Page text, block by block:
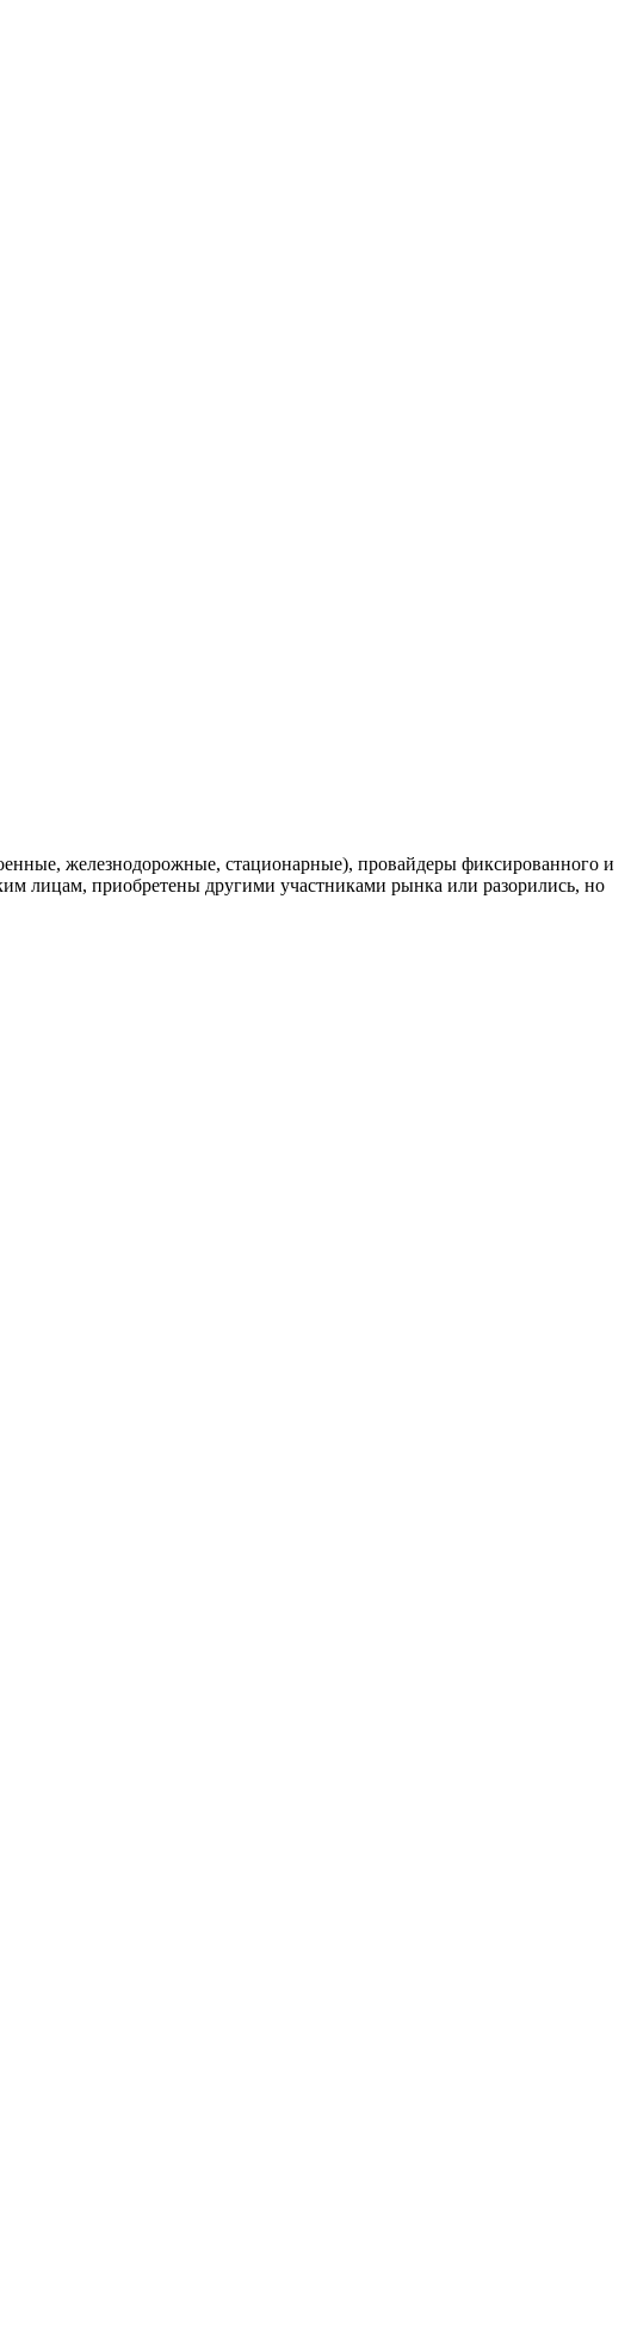
железнодорожные, стационарные), провайдеры фиксированного и
лицам, приобретены другими участниками рынка или разорились, но